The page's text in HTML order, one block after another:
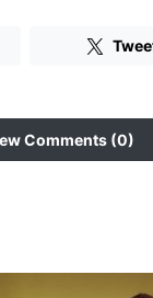
Comments (0)